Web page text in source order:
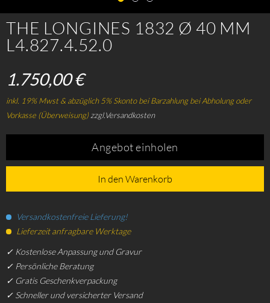
THE LONGINES 1832 Ø 40 MM
L4.827.4.52.0
1.750,00 €
inkl. 19% Mwst & abzüglich 5% Skonto bei Barzahlung bei Abholung oder
Vorkasse (Überweisung)zzgl.Versandkosten
Angebot einholen
In den Warenkorb
Versandkostenfreie Lieferung!
Lieferzeit anfragbare Werktage
✓ Kostenlose Anpassung und Gravur
✓ Persönliche Beratung
✓ Gratis Geschenkverpackung
✓ Schneller und versicherter Versand